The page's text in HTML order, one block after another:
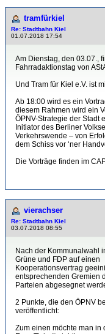
tramfürkiel
Re: Stadtbahn Kiel
01.07.2018 17:54
Am Dienstag, den 03.07.,
Fahrradaktionstag von
Und Tram für Kiel e.V. ist
Ab 18:00 wird es ein
diesem Rahmen wird ein
ÖPNV-Strategie der Stadt
Initiator des Berliner
Verkehrswende – von
dem Schiss vor ‘ner
Die Vorträge finden im
vierachser
Re: Stadtbahn Kiel
03.07.2018 08:55
Nach der Kommunalwahl
Grüne und FDP auf einen
Kooperationsvertrag
entsprechenden Gremien
Parteien abgesegnet
2 Punkte, die den ÖPNV
veröffentlicht:
Zum einen möchte man in